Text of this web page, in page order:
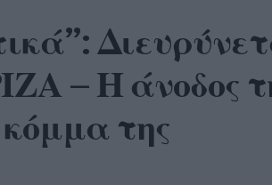
– Η άνοδος
της